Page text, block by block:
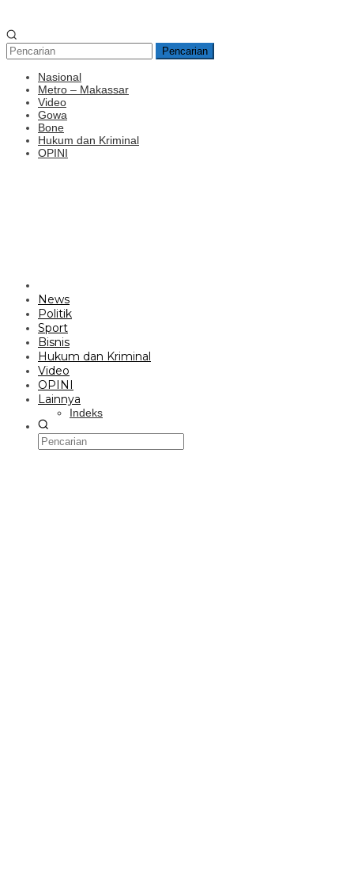
Pencarian
Nasional
Metro – Makassar
Video
Gowa
Bone
Hukum dan Kriminal
OPINI
News
Politik
Sport
Bisnis
Hukum dan Kriminal
Video
OPINI
Lainnya
Indeks